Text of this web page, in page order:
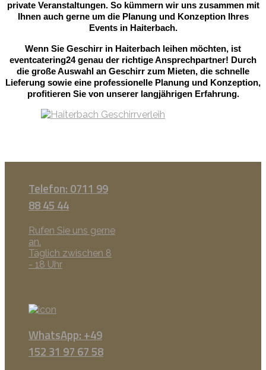
private Veranstaltungen. So kümmern wir uns zusammen mit
Ihnen auch gerne um die Planung und Konzeption Ihres
Events in Haiterbach.
Wenn Sie Geschirr in Haiterbach leihen möchten, ist
eventcatering24 genau der richtige Ansprechpartner! Durch
die große Auswahl an Geschirr zum Mieten, die schnelle
Lieferung sowie eine professionelle Planung und Konzeption,
profitieren Sie von unserer langjährigen Erfahrung.
Telefon: 0711 99
88 45 44
Rufen Sie uns gerne
an.
Täglich zwischen 8
- 18 Uhr
WhatsApp: +49
152 31 97 67 58